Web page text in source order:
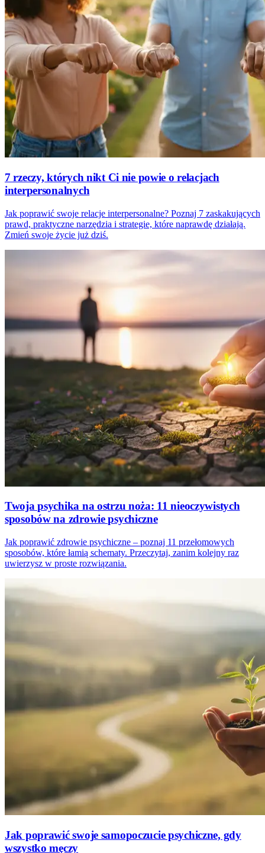
7 rzeczy, których nikt Ci nie powie o relacjach
interpersonalnych
Jak poprawić swoje relacje interpersonalne? Poznaj 7 zaskakujących
prawd, praktyczne narzędzia i strategie, które naprawdę działają.
Zmień swoje życie już dziś.
Twoja psychika na ostrzu noża: 11 nieoczywistych
sposobów na zdrowie psychiczne
Jak poprawić zdrowie psychiczne – poznaj 11 przełomowych
sposobów, które łamią schematy. Przeczytaj, zanim kolejny raz
uwierzysz w proste rozwiązania.
Jak poprawić swoje samopoczucie psychiczne, gdy
wszystko męczy